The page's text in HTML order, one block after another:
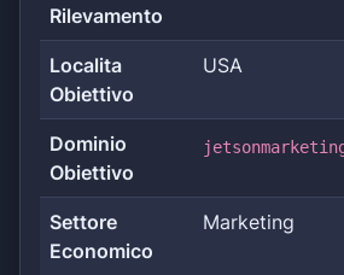
Rilevamento
Localita
Obiettivo
USA
Dominio
Obiettivo
Settore
Economico
Marketing